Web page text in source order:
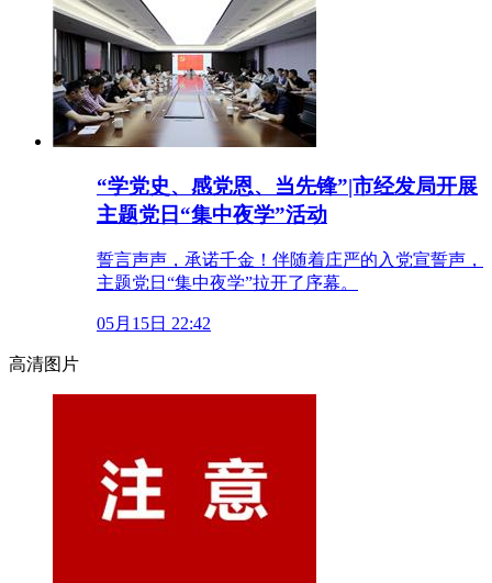
“学党史、感党恩、当先锋”|市经发局开展
主题党日“集中夜学”活动
誓言声声，承诺千金！伴随着庄严的入党宣誓声，
主题党日“集中夜学”拉开了序幕。
05月15日 22:42
高清图片